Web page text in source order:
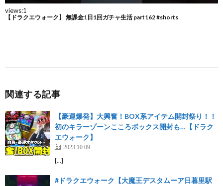
関連する記事
【豪運爆発】大興奮！BOX系アイテム開封祭り！！
初のキラーゾーンこころボックス開封も…【ドラク
エウォーク】
2023.10.09
[…]
#ドラクエウォーク【大魔王デスタムーア日暮里駅